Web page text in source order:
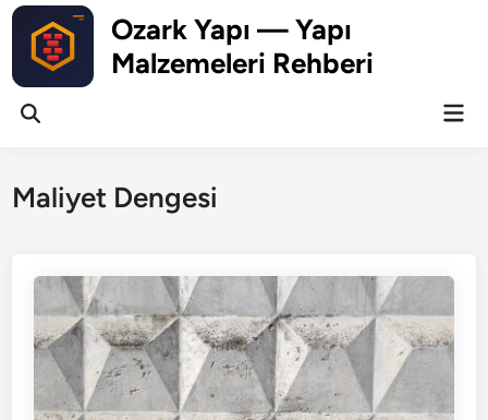
Skip
content
Ozark Yapı — Yapı
Malzemeleri Rehberi
Open
Maliyet Dengesi